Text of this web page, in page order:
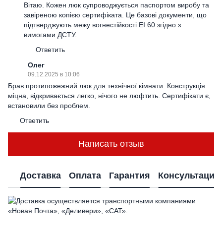
Вітаю. Кожен люк супроводжується паспортом виробу та
завіреною копією сертифіката. Це базові документи, що
підтверджують межу вогнестійкості EI 60 згідно з
вимогами ДСТУ.
Ответить
Олег
09.12.2025 в 10:06
Брав протипожежний люк для технічної кімнати. Конструкція
міцна, відкривається легко, нічого не люфтить. Сертифікати є,
встановили без проблем.
Ответить
Написать отзыв
Доставка Оплата Гарантия Консультация